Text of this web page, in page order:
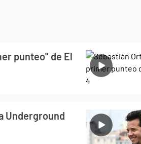
punteo" de El
Underground